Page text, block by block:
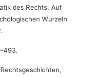
des Rechts. Auf
Wurzeln
493.